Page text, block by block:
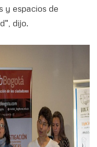
y espacios de
dijo.